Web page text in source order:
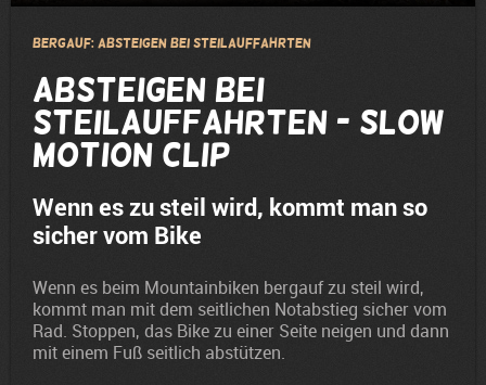
Bergauf: Absteigen bei Steilauffahrten
Absteigen bei
Steilauffahrten - Slow
Motion Clip
Wenn es zu steil wird, kommt man so
sicher vom Bike
Wenn es beim Mountainbiken bergauf zu steil wird,
kommt man mit dem seitlichen Notabstieg sicher vom
Rad. Stoppen, das Bike zu einer Seite neigen und dann
mit einem Fuß seitlich abstützen.